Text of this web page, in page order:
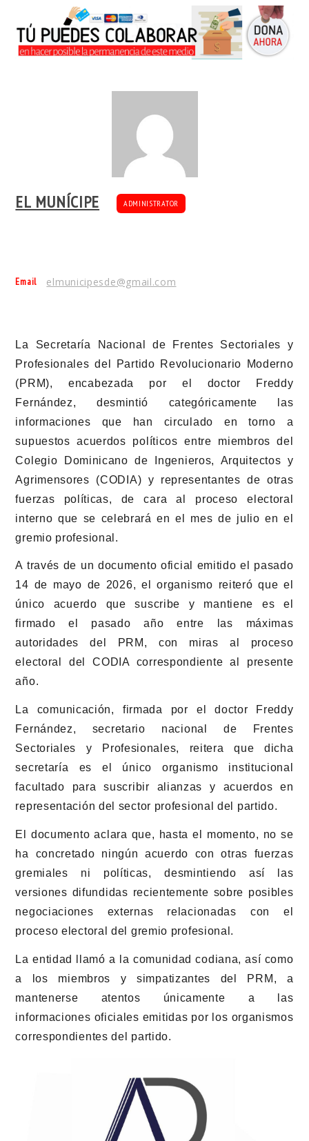
EL MUNÍCIPE ADMINISTRATOR
Email elmunicipesde@gmail.com
La Secretaría Nacional de Frentes Sectoriales y
Profesionales del Partido Revolucionario Moderno
(PRM), encabezada por el doctor Freddy
Fernández, desmintió categóricamente las
informaciones que han circulado en torno a
supuestos acuerdos políticos entre miembros del
Colegio Dominicano de Ingenieros, Arquitectos y
Agrimensores (CODIA) y representantes de otras
fuerzas políticas, de cara al proceso electoral
interno que se celebrará en el mes de julio en el
gremio profesional.
A través de un documento oficial emitido el pasado
14 de mayo de 2026, el organismo reiteró que el
único acuerdo que suscribe y mantiene es el
firmado el pasado año entre las máximas
autoridades del PRM, con miras al proceso
electoral del CODIA correspondiente al presente
año.
La comunicación, firmada por el doctor Freddy
Fernández, secretario nacional de Frentes
Sectoriales y Profesionales, reitera que dicha
secretaría es el único organismo institucional
facultado para suscribir alianzas y acuerdos en
representación del sector profesional del partido.
El documento aclara que, hasta el momento, no se
ha concretado ningún acuerdo con otras fuerzas
gremiales ni políticas, desmintiendo así las
versiones difundidas recientemente sobre posibles
negociaciones externas relacionadas con el
proceso electoral del gremio profesional.
La entidad llamó a la comunidad codiana, así como
a los miembros y simpatizantes del PRM, a
mantenerse atentos únicamente a las
informaciones oficiales emitidas por los organismos
correspondientes del partido.